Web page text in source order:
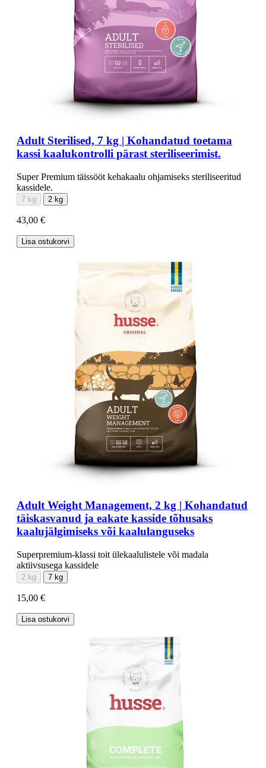
Adult Sterilised, 7 kg | Kohandatud toetama
kassi kaalukontrolli pärast steriliseerimist.
Super Premium täissööt kehakaalu ohjamiseks steriliseeritud
kassidele.
7 kg 2 kg
43,00 €
Lisa ostukorvi
Adult Weight Management, 2 kg | Kohandatud
täiskasvanud ja eakate kasside tõhusaks
kaalujälgimiseks või kaalulanguseks
Superpremium-klassi toit ülekaalulistele või madala
aktiivsusega kassidele
2 kg 7 kg
15,00 €
Lisa ostukorvi